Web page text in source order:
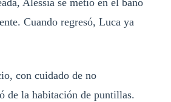
Cuando regresó, Luca ya
con cuidado de no
de la habitación de puntillas.